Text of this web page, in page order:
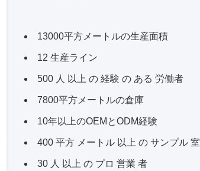
13000平方メートルの生産面積
12 生産ライン
500 人 以上 の 経験 の ある 労働者
7800平方メートルの倉庫
10年以上のOEMとODM経験
400 平方 メートル 以上 の サンプル 室
30 人 以上 の プロ 営業 者